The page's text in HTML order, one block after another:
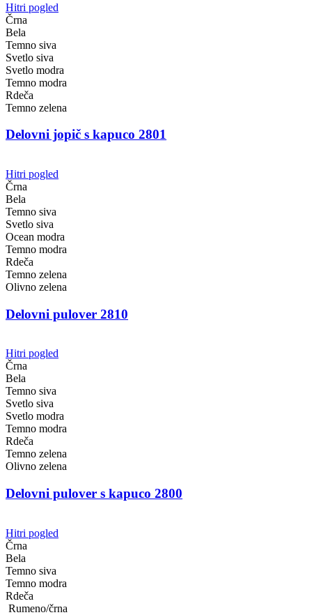
Hitri pogled
Črna
Bela
Temno siva
Svetlo siva
Svetlo modra
Temno modra
Rdeča
Temno zelena
Delovni jopič s kapuco 2801
Hitri pogled
Črna
Bela
Temno siva
Svetlo siva
Ocean modra
Temno modra
Rdeča
Temno zelena
Olivno zelena
Delovni pulover 2810
Hitri pogled
Črna
Bela
Temno siva
Svetlo siva
Svetlo modra
Temno modra
Rdeča
Temno zelena
Olivno zelena
Delovni pulover s kapuco 2800
Hitri pogled
Črna
Bela
Temno siva
Temno modra
Rdeča
Rumeno/črna